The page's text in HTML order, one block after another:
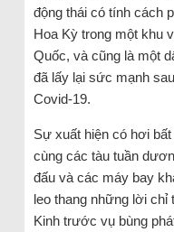
động thái có tính cách
Hoa Kỳ trong một khu
Quốc, và cũng là một
đã lấy lại sức mạnh
Covid-19.
Sự xuất hiện có hơi
cùng các tàu tuần
đấu và các máy bay
leo thang những lời chỉ
Kinh trước vụ bùng